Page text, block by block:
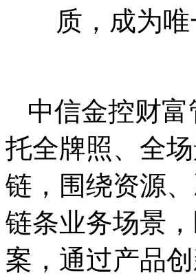
质，成为
中信金控财
托全牌照、全
链，围绕资源
链条业务场景
案，通过产品